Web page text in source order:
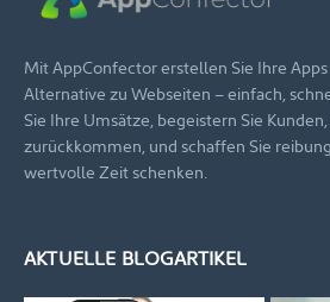
Mit AppConfector erstellen Sie Ihre
Alternative zu Webseiten – einfach,
Sie Ihre Umsätze, begeistern Sie
zurückkommen, und schaffen Sie
wertvolle Zeit schenken.
AKTUELLE BLOGARTIKEL